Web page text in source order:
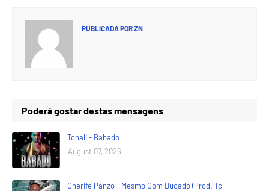
PUBLICADA PORZN
Poderá gostar destas mensagens
Tchali - Babado
August 07, 2026
Cherife Panzo - Mesmo Com Bucado (Prod. Tc